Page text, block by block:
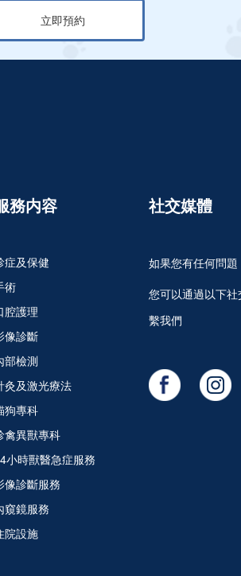
立即預約
務内容
症及保健
術
腔護理
像診斷
部檢測
灸及激光療法
狗專科
禽異獸專科
小時獸醫急症服務
像診斷服務
窺鏡服務
院設施
社交媒體
如果您有任何問題
您可以通過以下
繫我們